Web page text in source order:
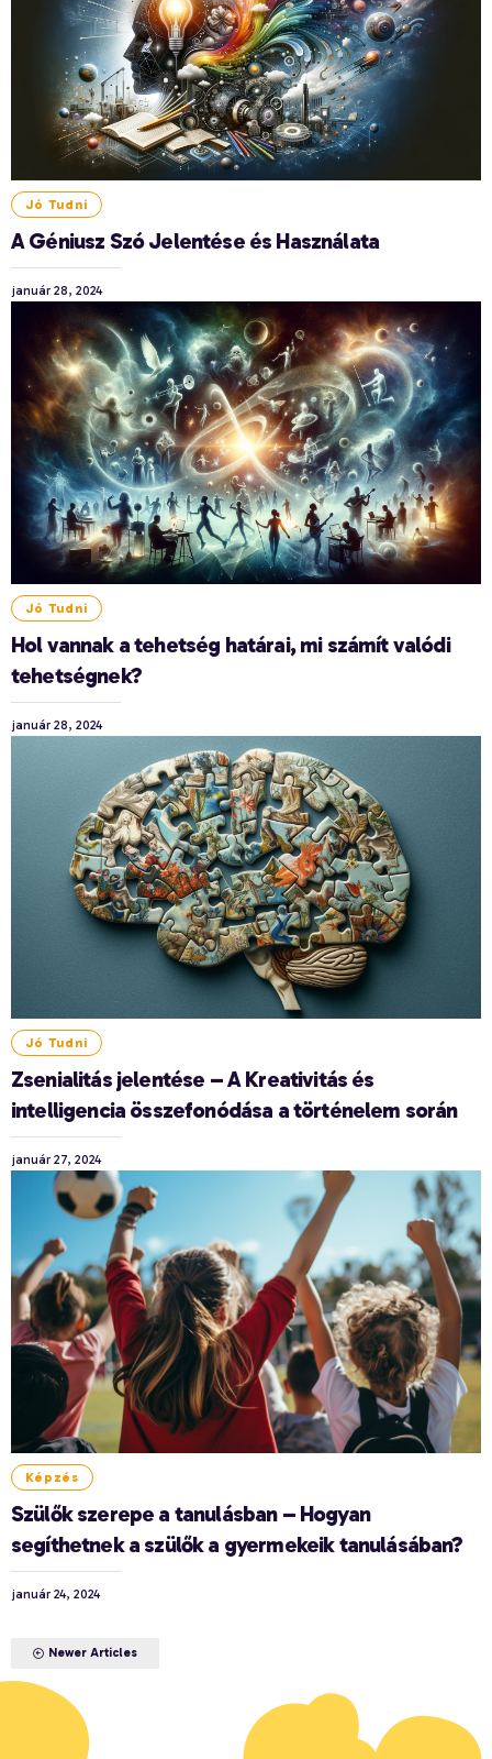
Jó Tudni
A Géniusz Szó Jelentése és Használata
január 28, 2024
Jó Tudni
Hol vannak a tehetség határai, mi számít valódi
tehetségnek?
január 28, 2024
Jó Tudni
Zsenialitás jelentése – A Kreativitás és
intelligencia összefonódása a történelem során
január 27, 2024
Képzés
Szülők szerepe a tanulásban – Hogyan
segíthetnek a szülők a gyermekeik tanulásában?
január 24, 2024
Newer Articles